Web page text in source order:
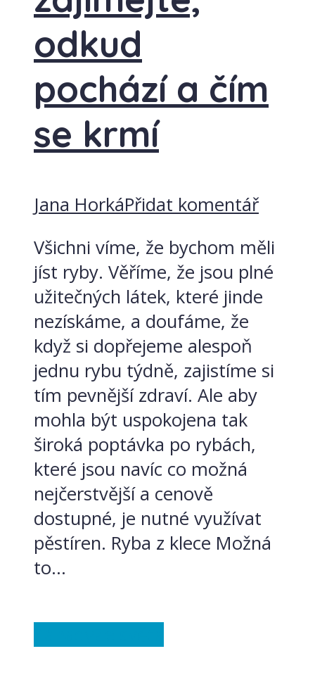
odkud
pochází a čím
se krmí
Jana HorkáPřidat komentář
Všichni víme, že bychom měli
jíst ryby. Věříme, že jsou plné
užitečných látek, které jinde
nezískáme, a doufáme, že
když si dopřejeme alespoň
jednu rybu týdně, zajistíme si
tím pevnější zdraví. Ale aby
mohla být uspokojena tak
široká poptávka po rybách,
které jsou navíc co možná
nejčerstvější a cenově
dostupné, je nutné využívat
pěstíren. Ryba z klece Možná
to...